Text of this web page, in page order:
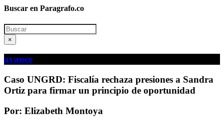
Buscar en Paragrafo.co
Search
×
avance
Caso UNGRD: Fiscalía rechaza presiones a Sandra
Ortiz para firmar un principio de oportunidad
Por: Elizabeth Montoya